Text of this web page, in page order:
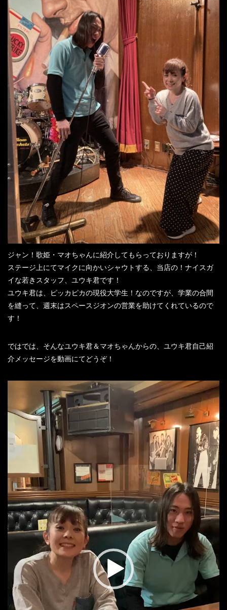
ジャン！歌姫・マオちゃんに紹介してもらっておりますが！
ステージ上にてマイクに向かいシャウトする、当店の！ナイスガ
イな若きスタッフ、ユウキ君です！
ユウキ君は、ピッカピカの現役大学生！なのですが、学業の合間
を縫って、週末はスペースジオンの営業を助けてくれているので
す！
ではでは、そんなユウキ君＆マオちゃんからの、ユウキ君自己紹
介メッセージを動画にてどうぞ！
プ
ー
ヤ